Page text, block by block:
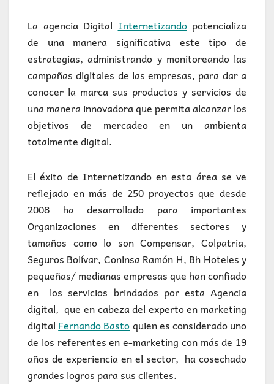
La agencia Digital Internetizandopotencializa
de una manera significativa este tipo de
estrategias, administrando y monitoreando las
campañas digitales de las empresas, para dar a
conocer la marca sus productos y servicios de
una manera innovadora que permita alcanzar los
objetivos de mercadeo en un ambienta
totalmente digital.
El éxito de Internetizando en esta área se ve
reflejado en más de 250 proyectos que desde
2008 ha desarrollado para importantes
Organizaciones en diferentes sectores y
tamaños como lo son Compensar, Colpatria,
Seguros Bolívar, Coninsa Ramón H, Bh Hoteles y
pequeñas/ medianas empresas que han confiado
en los servicios brindados por esta Agencia
digital, que en cabeza del experto en marketing
digital Fernando Bastoquien es considerado uno
de los referentes en e-marketing con más de 19
años de experiencia en el sector, ha cosechado
grandes logros para sus clientes.